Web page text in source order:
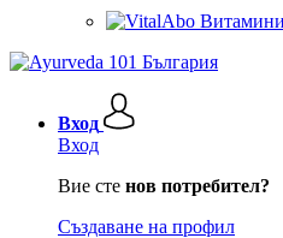
Вход
Вход
Вие сте нов потребител?
Създаване на профил